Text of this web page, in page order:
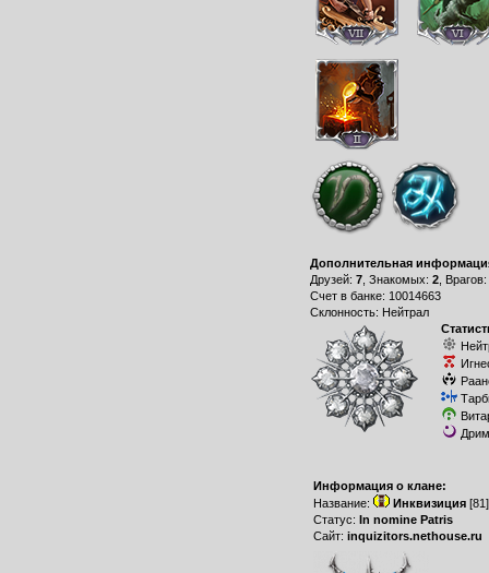
Дополнительная
Друзей: 7, Знакомых: 2, Врагов:
Счет в банке: 10014663
Склонность: Нейтрал
Информация о клане:
Название:
Инквизиция
Статус: In nomine Patris
Сайт: inquizitors.nethouse.ru